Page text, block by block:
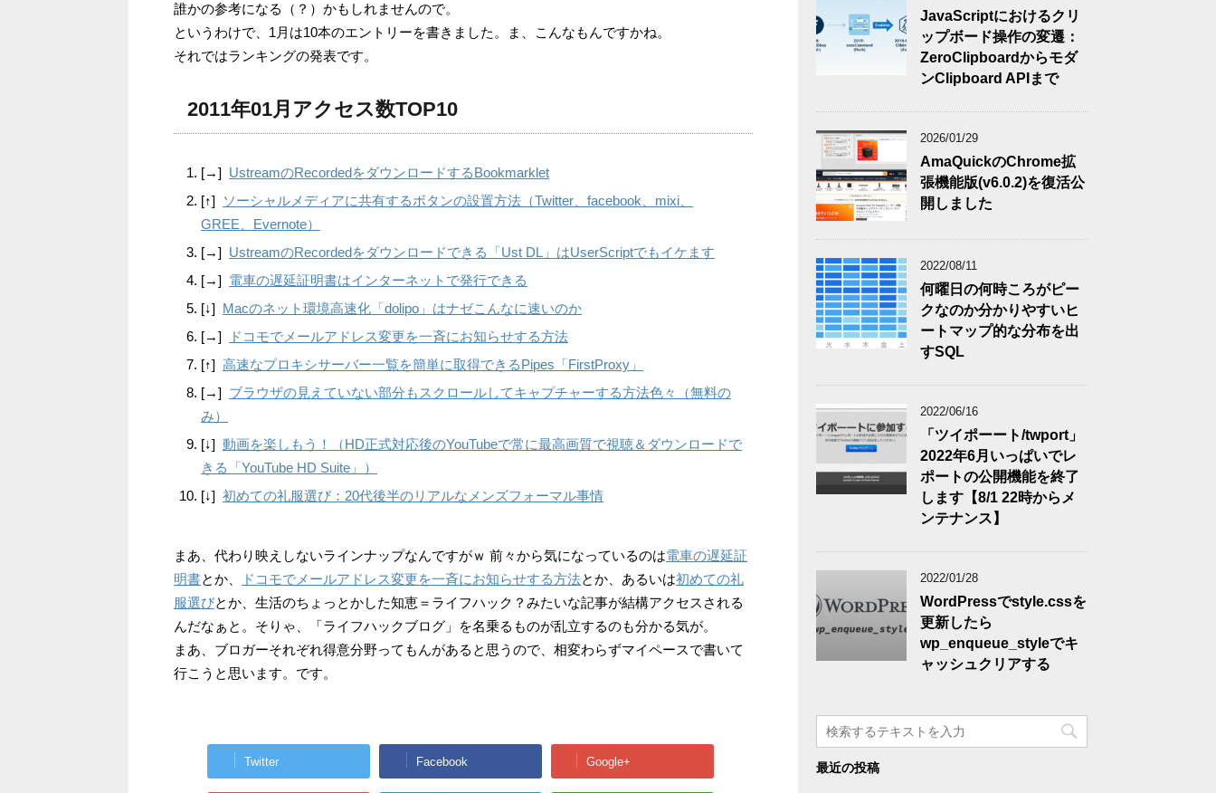
誰かの参考になる（？）かもしれませんので。
というわけで、1月は10本のエントリーを書きました。ま、こんなもんですかね。
それではランキングの発表です。
2011年01月アクセス数TOP10
[→] UstreamのRecordedをダウンロードするBookmarklet
[↑] ソーシャルメディアに共有するボタンの設置方法（Twitter、facebook、mixi、
GREE、Evernote）
[→] UstreamのRecordedをダウンロードできる「Ust DL」はUserScriptでもイケます
[→] 電車の遅延証明書はインターネットで発行できる
[↓] Macのネット環境高速化「dolipo」はナゼこんなに速いのか
[→]
ドコモでメールアドレス変更を一斉にお知らせする方法
[↑] 高速なプロキシサーバー一覧を簡単に取得できるPipes「FirstProxy」
[→] ブラウザの見えていない部分もスクロールしてキャプチャーする方法色々（無料の
み）
[↓] 動画を楽しもう！（HD正式対応後のYouTubeで常に最高画質で視聴＆ダウンロードで
きる「YouTube HD Suite」）
[↓] 初めての礼服選び：20代後半のリアルなメンズフォーマル事情
まあ、代わり映えしないラインナップなんですがｗ 前々から気になっているのは電車の遅延証
明書とか、 ドコモでメールアドレス変更を一斉にお知らせする方法とか、あるいは初めての礼
服選びとか、生活のちょっとかした知恵＝ライフハック？みたいな記事が結構アクセスされる
んだなぁと。そりゃ、「ライフハックブログ」を名乗るものが乱立するのも分かる気が。
まあ、ブロガーそれぞれ得意分野ってもんがあると思うので、相変わらずマイペースで書いて
行こうと思います。です。
Twitter Facebook Google+
JavaScriptにおけるクリ
ップボード操作の変遷：
ZeroClipboardからモダ
ンClipboard APIまで
2026/01/29
AmaQuickのChrome拡
張機能版(v6.0.2)を復活公
開しました
2022/08/11
何曜日の何時ころがピー
クなのか分かりやすいヒ
ートマップ的な分布を出
すSQL
2022/06/16
「ツイポーート/twport」
2022年6月いっぱいでレ
ポートの公開機能を終了
します【8/1 22時からメ
ンテナンス】
2022/01/28
WordPressでstyle.cssを
更新したら
wp_enqueue_styleでキ
ャッシュクリアする
最近の投稿